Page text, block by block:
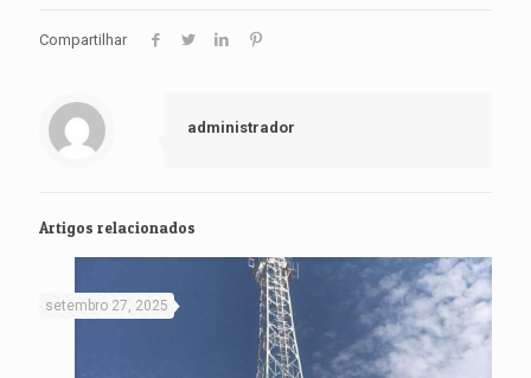
Compartilhar
administrador
Artigos relacionados
setembro 27, 2025